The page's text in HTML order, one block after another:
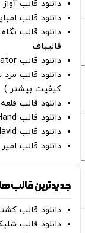
دانلود قالب
دانلود قالب
دانلود قالب
قالیباف
دانلود قالب kylian dictator
کیفیت بیشتر )
دانلود قالب
دانلود قالب Oh Kevin De Bruyne - Paul Hand
دانلود قالب Gut Genug - kitschrieg ft. Shirin david
دانلود قالب
جدیدترین قالب‌ها
دانلود قالب
دانلود قالب